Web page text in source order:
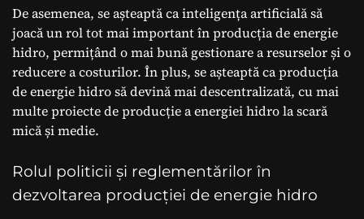
De asemenea, se așteaptă ca inteligența artificială să
joacă un rol tot mai important în producția de energie
hidro, permițând o mai bună gestionare a resurselor și o
reducere a costurilor. În plus, se așteaptă ca producția
de energie hidro să devină mai descentralizată, cu mai
multe proiecte de producție a energiei hidro la scară
mică și medie.
Rolul politicii și reglementărilor în
dezvoltarea producției de energie hidro